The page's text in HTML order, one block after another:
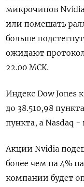
микрочипов
или помешать
больше
ожидают
22.00 МСК.
Индекс Dow Jones
до 38.510,98
пункта, а Nasdaq -
Акции Nvidia
более чем на 4%
компании будет